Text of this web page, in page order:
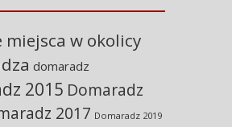
miejsca w okolicy
domaradz
2015 Domaradz
2017 Domaradz 2019